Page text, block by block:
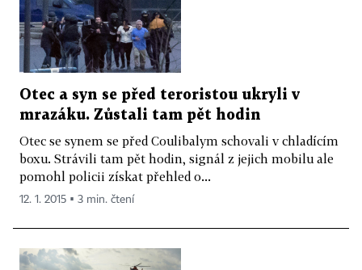
Otec a syn se před teroristou ukryli v
mrazáku. Zůstali tam pět hodin
Otec se synem se před Coulibalym schovali v chladícím
boxu. Strávili tam pět hodin, signál z jejich mobilu ale
pomohl policii získat přehled o...
12. 1. 2015 ▪ 3 min. čtení